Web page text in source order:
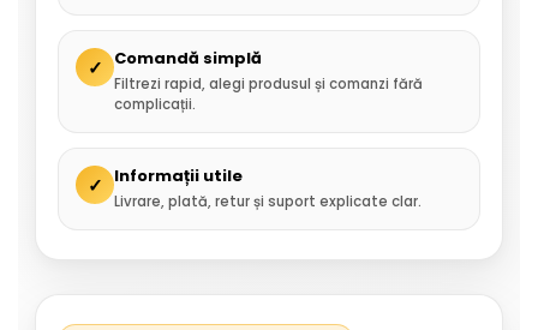
✓ Comandă simplă
Filtrezi rapid, alegi produsul și comanzi fără
complicații.
✓ Informații utile
Livrare, plată, retur și suport explicate clar.